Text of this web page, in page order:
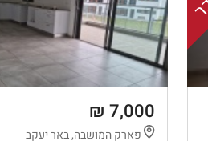
7,000 ₪
פארק המושבה, באר יעקב